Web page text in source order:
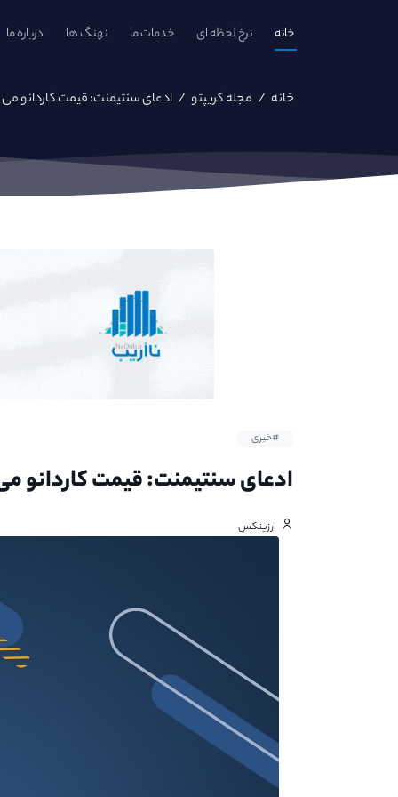
خانه نرخ لحظه ای خدمات ما نهنگ ها درباره ما
خانه / مجله کریپتو / ادعای سنتیمنت: قیمت کاردانو می تواند ۲
#خبری
ادعای سنتیمنت: قیمت کاردانو می تواند ۲
ارزینکس